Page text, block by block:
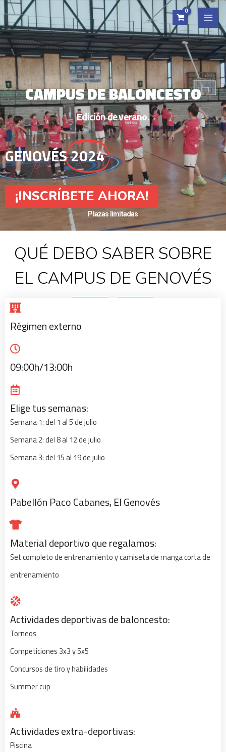
CAMPUS DE BALONCESTO
Edición de verano.
GENOVÉS2024
¡INSCRÍBETE AHORA!
Plazas limitadas
QUÉ DEBO SABER SOBRE
EL CAMPUS DE GENOVÉS
Régimen externo
09:00h/13:00h
Elige tus semanas:
Semana 1: del 1 al 5 de julio
Semana 2: del 8 al 12 de julio
Semana 3: del 15 al 19 de julio
Pabellón Paco Cabanes, El Genovés
Material deportivo que regalamos:
Set completo de entrenamiento y camiseta de manga corta de
entrenamiento
Actividades deportivas de baloncesto:
Torneos
Competiciones 3x3 y 5x5
Concursos de tiro y habilidades
Summer cup
Actividades extra-deportivas:
Piscina